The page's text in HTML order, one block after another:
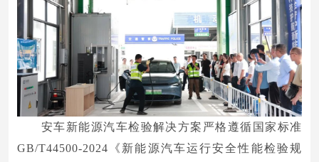
安车新能源汽车检验解决方案严格遵循国家标准
GB/T44500-2024《新能源汽车运行安全性能检验规